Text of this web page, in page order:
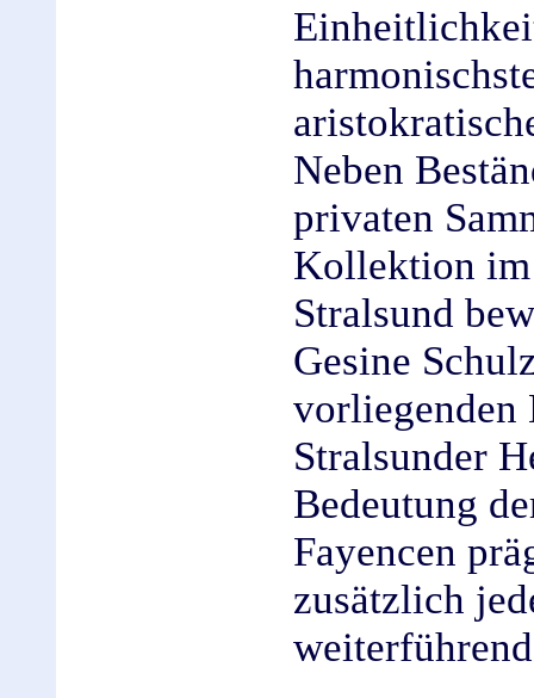
Neben
privaten
Kollektion
Stralsund
Gesine
vorliegenden
Stralsunder
Bedeutung
Fayencen
zusätzlich